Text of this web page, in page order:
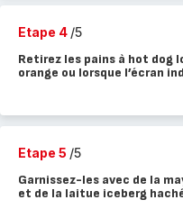
Etape 4 /5
Retirez les pains à hot dog
orange ou lorsque l’écran
Etape 5 /5
Garnissez-les avec de la
et de la laitue iceberg